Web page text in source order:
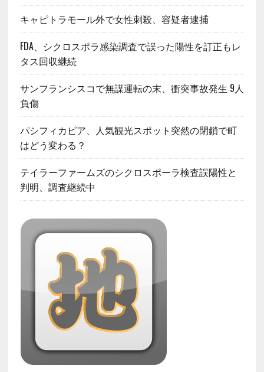
キャピトラモール外で女性刺殺、容疑者逮捕
FDA、シクロスポラ感染調査で誤った陽性を訂正もレ
タス回収継続
サンフランシスコで無謀運転の末、衝突事故発生 9人
負傷
パシフィカピア、人気観光スポット突然の閉鎖で町
はどう変わる？
テイラーファームズのシクロスポーラ検査誤陽性と
判明、調査継続中